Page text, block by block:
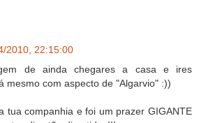
2010, 22:15:00
de ainda chegares a casa e ires
mesmo com aspecto de "Algarvio" :))
tua companhia e foi um prazer GIGANTE